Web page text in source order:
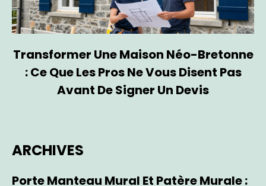
Transformer Une Maison Néo-Bretonne
: Ce Que Les Pros Ne Vous Disent Pas
Avant De Signer Un Devis
ARCHIVES
Porte Manteau Mural Et Patère Murale :